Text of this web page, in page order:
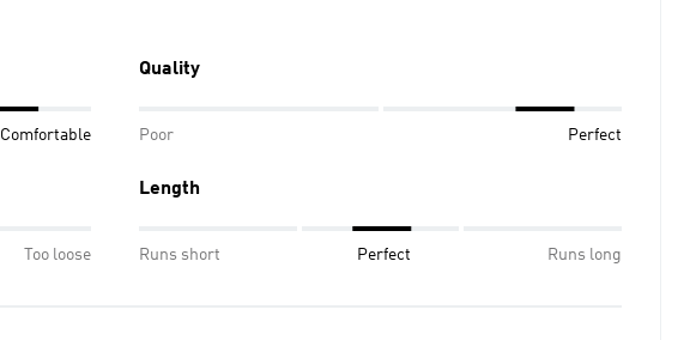
Comfortable
Quality
Poor Perfect
Too loose
Length
Runs short Perfect Runs long